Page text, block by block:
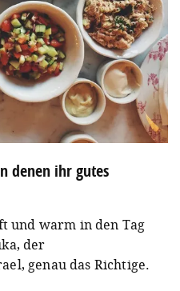
denen ihr gutes
und warm in den Tag
der
genau das Richtige.